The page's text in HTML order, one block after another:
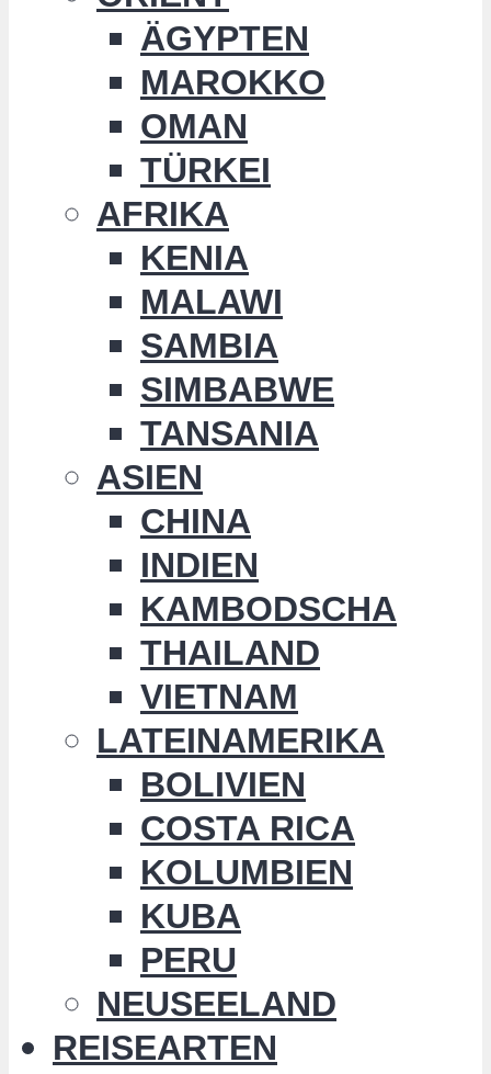
ÄGYPTEN
MAROKKO
OMAN
TÜRKEI
AFRIKA
KENIA
MALAWI
SAMBIA
SIMBABWE
TANSANIA
ASIEN
CHINA
INDIEN
KAMBODSCHA
THAILAND
VIETNAM
LATEINAMERIKA
BOLIVIEN
COSTA RICA
KOLUMBIEN
KUBA
PERU
NEUSEELAND
REISEARTEN